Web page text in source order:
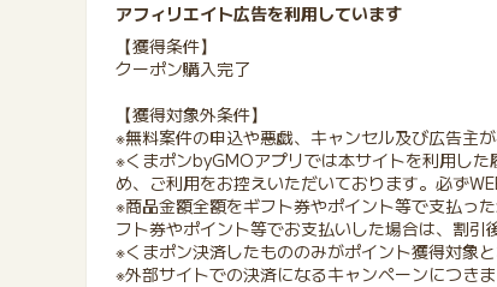
アフィリエイト広告を利用しています
【獲得条件】
クーポン購入完了
【獲得対象外条件】
※無料案件の申込や悪戯、キャンセル及び広告主
※くまポンbyGMOアプリでは本サイトを利用し
め、ご利用をお控えいただいております。必ず
※商品金額全額をギフト券やポイント等で支払っ
フト券やポイント等でお支払いした場合は、割引
※くまポン決済したもののみがポイント獲得対象と
※外部サイトでの決済になるキャンペーンにつき